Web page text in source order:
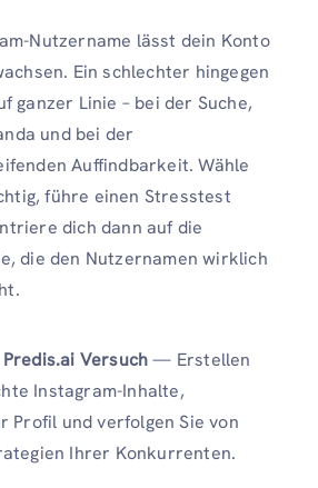
Nutzername lässt dein Konto
Ein schlechter hingegen
ganzer Linie – bei der Suche,
und bei der
Auffindbarkeit. Wähle
führe einen Stresstest
dich dann auf die
die den Nutzernamen wirklich
Versuch— Erstellen
Instagram-Inhalte,
Profil und verfolgen Sie von
Ihrer Konkurrenten.